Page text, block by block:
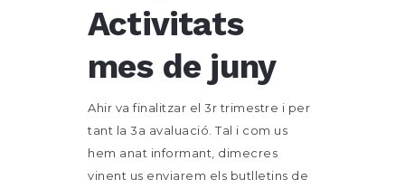
Activitats
mes de juny
Ahir va finalitzar el 3r trimestre i per
tant la 3a avaluació. Tal i com us
hem anat informant, dimecres
vinent us enviarem els butlletins de